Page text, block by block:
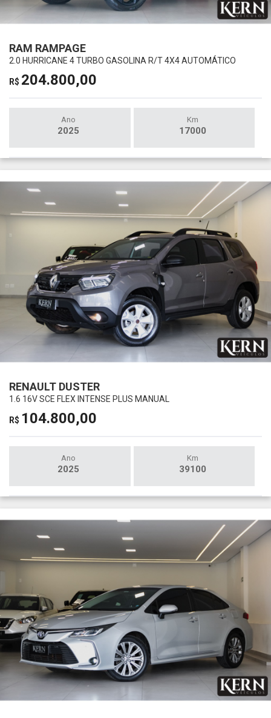
RAM RAMPAGE
2.0 HURRICANE 4 TURBO GASOLINA R/T 4X4 AUTOMÁTICO
R$ 204.800,00
Ano
2025
Km
17000
RENAULT DUSTER
1.6 16V SCE FLEX INTENSE PLUS MANUAL
R$ 104.800,00
Ano
2025
Km
39100